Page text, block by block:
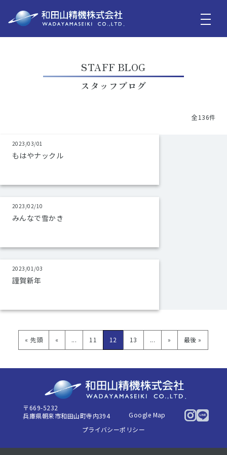
STAFF BLOG
スタッフブログ
全136件
2023/03/01
もはやナックル
2023/02/10
みんなで雪かき
2023/01/03
謹賀新年
« 先頭 « ... 11 12 13 ... » 最後 »
〒669-5232
兵庫県朝来市和田山町寺内394
Google Map
プライバシーポリシー